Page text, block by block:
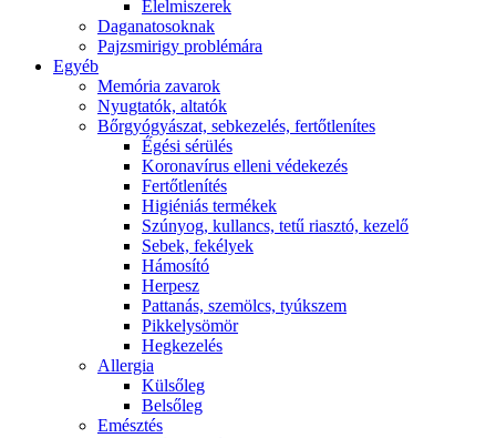
É́lelmiszerek
Daganatosoknak
Pajzsmirigy problémára
Egyéb
Memória zavarok
Nyugtatók, altatók
Bőrgyógyászat, sebkezelés, fertőtlenítes
É́gési sérülés
Koronavírus elleni védekezés
Fertőtlenítés
Higiéniás termékek
Szúnyog, kullancs, tetű riasztó, kezelő
Sebek, fekélyek
Hámosító
Herpesz
Pattanás, szemölcs, tyúkszem
Pikkelysömör
Hegkezelés
Allergia
Külsőleg
Belsőleg
Emésztés